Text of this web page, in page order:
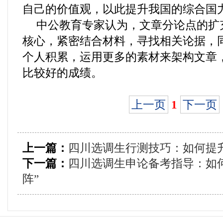
自己的价值观，以此提升我国的综合国
中公教育专家认为，文章分论点的
核心，紧密结合材料，寻找相关论据，
个人积累，运用更多的素材来架构文章
比较好的成绩。
上一页 1 下一页
上一篇： 四川选调生行测技巧：如何提
下一篇： 四川选调生申论备考指导：如
阵”